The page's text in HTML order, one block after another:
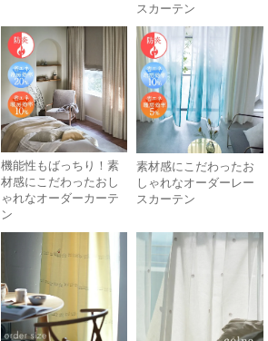
スカーテン
機能性もばっちり！素
材感にこだわったおし
ゃれなオーダーカーテ
ン
素材感にこだわったお
しゃれなオーダーレー
スカーテン